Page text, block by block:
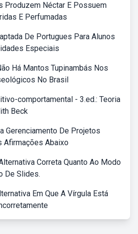
Produzem Néctar E Possuem
E Perfumadas
De Portugues Para Alunos
Especiais
Há Mantos Tupinambás Nos
No Brasil
comportamental - 3.ed.: Teoria
Beck
Gerenciamento De Projetos
Afirmações Abaixo
Correta Quanto Ao Modo
De Slides.
Em Que A Vírgula Está